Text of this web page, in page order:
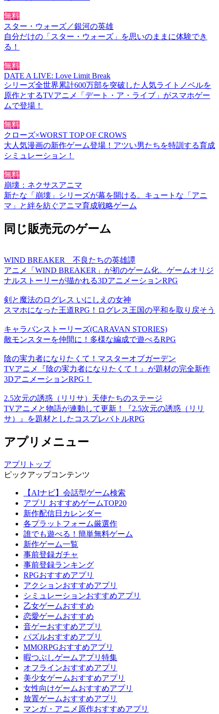
無料
スター・ウォーズ／銀河の英雄
自分だけの「スター・ウォーズ」を思いのままに体験でき
る！
無料
DATE A LIVE: Love Limit Break
シリーズ全世界累計600万部を突破した人気ライトノベルを
原作とするTVアニメ「デート・ア・ライブ」がスマホゲー
ムで登場！
無料
クローズ×WORST TOP OF CROWS
大人気漫画の新作ゲーム登場！アツい男たちを特訓する育成
シミュレーション！
無料
崩壊：ネクサスアニマ
新たな「崩壊」シリーズが幕を開ける。キュートな「アニ
マ」と絆を紡ぐアニマ育成戦略ゲーム
同じ販売元のゲーム
WIND BREAKER 不良たちの英雄譚
アニメ「WIND BREAKER」が初のゲーム化。ゲームオリジ
ナルストーリーが描かれる3DアニメーションRPG
剣と魔法のログレス いにしえの女神
スマホになった王道RPG！ログレス王国の平和を取り戻そう
キャラバンストーリーズ(CARAVAN STORIES)
敵モンスターを仲間に！多様な編成で遊べるRPG
陰の実力者になりたくて！マスターオブガーデン
TVアニメ『陰の実力者になりたくて！』が題材の完全新作
3DアニメーションRPG！
2.5次元の誘惑（リリサ）天使たちのステージ
TVアニメと物語が連動して更新！『2.5次元の誘惑（リリ
サ）』を題材としたコスプレバトルRPG
アプリメニュー
アプリトップ
ピックアップコンテンツ
【AIナビ】会話型ゲーム検索
アプリ おすすめゲームTOP20
新作配信日カレンダー
各プラットフォーム厳選作
誰でも遊べる！簡単無料ゲーム
新作ゲーム一覧
事前登録ガチャ
事前登録ランキング
RPGおすすめアプリ
アクションおすすめアプリ
シミュレーションおすすめアプリ
乙女ゲームおすすめ
恋愛ゲームおすすめ
音ゲーおすすめアプリ
パズルおすすめアプリ
MMORPGおすすめアプリ
暇つぶしゲームアプリ特集
オフラインおすすめアプリ
美少女ゲームおすすめアプリ
女性向けゲームおすすめアプリ
放置ゲームおすすめアプリ
マンガ・アニメ原作おすすめアプリ